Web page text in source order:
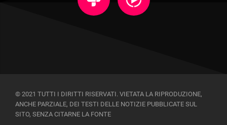
© 2021 TUTTI I DIRITTI RISERVATI. VIETATA LA RIPRODUZIONE,
ANCHE PARZIALE, DEI TESTI DELLE NOTIZIE PUBBLICATE SUL
SITO, SENZA CITARNE LA FONTE